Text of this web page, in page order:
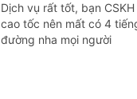
Dịch vụ rất tốt, bạn
cao tốc nên mất có 4
đường nha mọi người